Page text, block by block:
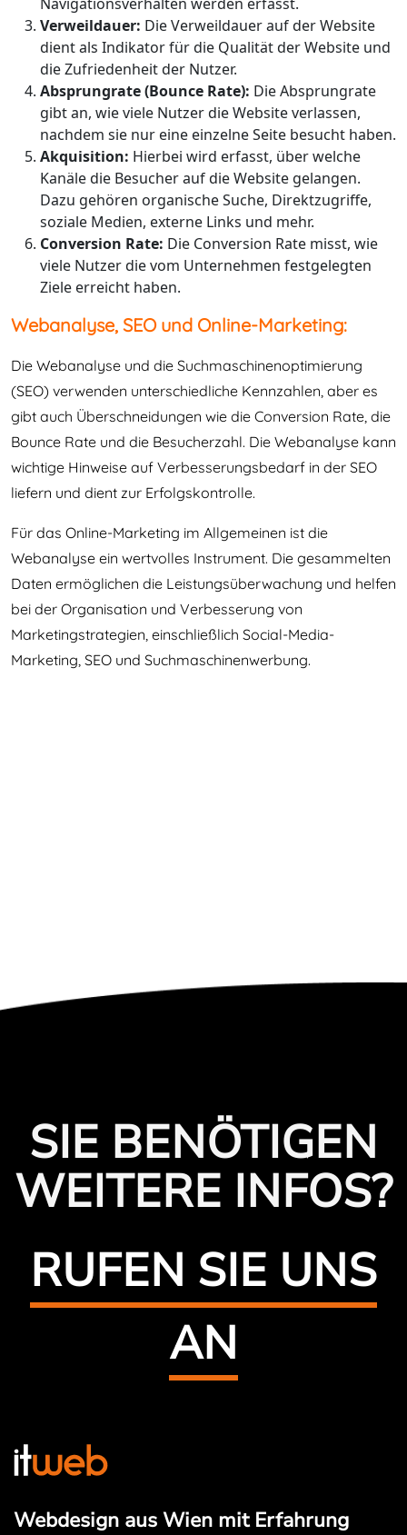
Verweildauer: Die Verweildauer auf der Website
dient als Indikator für die Qualität der Website und
die Zufriedenheit der Nutzer.
Absprungrate (Bounce Rate): Die Absprungrate
gibt an, wie viele Nutzer die Website verlassen,
nachdem sie nur eine einzelne Seite besucht haben.
Akquisition: Hierbei wird erfasst, über welche
Kanäle die Besucher auf die Website gelangen.
Dazu gehören organische Suche, Direktzugriffe,
soziale Medien, externe Links und mehr.
Conversion Rate: Die Conversion Rate misst, wie
viele Nutzer die vom Unternehmen festgelegten
Ziele erreicht haben.
Webanalyse, SEO und Online-Marketing:
Die Webanalyse und die Suchmaschinenoptimierung
(SEO) verwenden unterschiedliche Kennzahlen, aber es
gibt auch Überschneidungen wie die Conversion Rate, die
Bounce Rate und die Besucherzahl. Die Webanalyse kann
wichtige Hinweise auf Verbesserungsbedarf in der SEO
liefern und dient zur Erfolgskontrolle.
Für das Online-Marketing im Allgemeinen ist die
Webanalyse ein wertvolles Instrument. Die gesammelten
Daten ermöglichen die Leistungsüberwachung und helfen
bei der Organisation und Verbesserung von
Marketingstrategien, einschließlich Social-Media-
Marketing, SEO und Suchmaschinenwerbung.
SIE BENÖTIGEN
WEITERE INFOS?
RUFEN SIE UNS
AN
Webdesign aus Wien mit Erfahrung